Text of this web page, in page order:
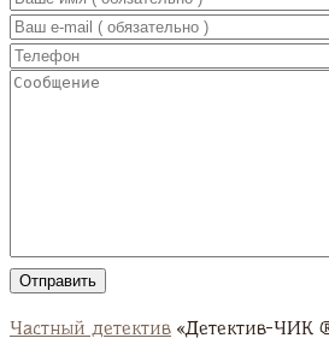
Частный детектив «Детектив-ЧИК